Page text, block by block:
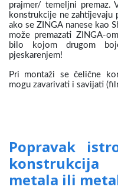
prajmer/ temeljni
konstrukcije ne zahtijevaju
ako se ZINGA nanese kao
može premazati ZINGA-
bilo kojom drugom
pjeskarenjem!
Pri montaži se čelične
mogu zavarivati i savijati
Popravak
konstrukcija
metala ili